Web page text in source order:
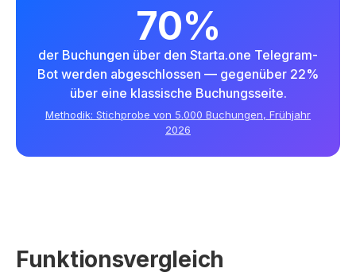
70%
der Buchungen über den Starta.one Telegram-
Bot werden abgeschlossen — gegenüber 22%
über eine klassische Buchungsseite.
Methodik: Stichprobe von 5.000 Buchungen, Frühjahr
2026
Funktionsvergleich